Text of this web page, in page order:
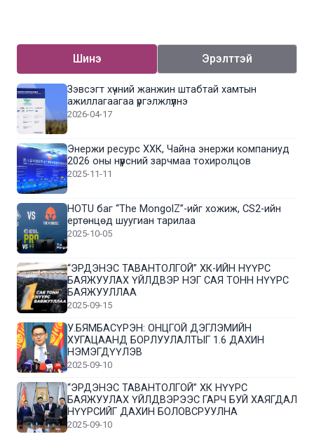
Шинэ Эрэлттэй
Зэвсэгт хүчний жанжин штабтай хамтын
ажиллагаагаа үргэлжлүүлнэ
2026-04-17
Энержи ресурс ХХК, Чайна энержи компаниуд
2026 оны нүүрсний зарчмаа тохиролцов
2025-11-11
HOTU баг “The MongolZ”-ийг хожиж, CS2-ийн
ертөнцөд шуугиан тарилаа
2025-10-05
“ЭРДЭНЭС ТАВАНТОЛГОЙ” ХК-ИЙН НҮҮРС
БАЯЖУУЛАХ ҮЙЛДВЭР НЭГ САЯ ТОНН НҮҮРС
БАЯЖУУЛЛАА
2025-09-15
У.БЯМБАСҮРЭН: ОНЦГОЙ ДЭГЛЭМИЙН
ХУГАЦААНД БОРЛУУЛАЛТЫГ 1.6 ДАХИН
НЭМЭГДҮҮЛЭВ
2025-09-10
“ЭРДЭНЭС ТАВАНТОЛГОЙ” ХК НҮҮРС
БАЯЖУУЛАХ ҮЙЛДВЭРЭЭС ГАРЧ БУЙ ХАЯГДАЛ
НҮҮРСИЙГ ДАХИН БОЛОВСРУУЛНА
2025-09-10